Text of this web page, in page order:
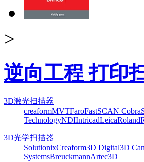
>
逆向工程 打印
3D激光扫描器
creaformMVTFaroFastSCAN Cobra
TechnologyNDIIntricadLeicaRoland
3D光学扫描器
SolutionixCreaform3D Digital3D
SystemsBreuckmannArtec3D